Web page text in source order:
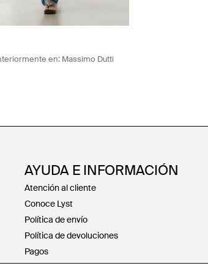
en: Massimo Dutti
AYUDA E INFORMACIÓN
Atención al cliente
Conoce Lyst
Política de envío
Política de devoluciones
Pagos
Política de reembolsos